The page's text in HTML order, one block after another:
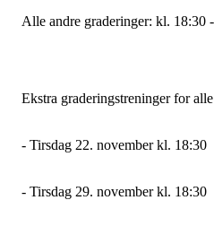
Alle andre graderinger: kl. 18:30
Ekstra graderingstreninger for
- Tirsdag 22. november kl. 18:30
- Tirsdag 29. november kl. 18:30